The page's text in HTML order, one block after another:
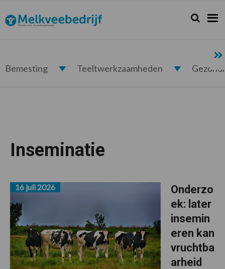
de
hoofdnavigatie
de
hoofd
de
voettekst
Melkveebedrijf.nl Zoeken...
Zoek
Bemesting Teeltwerkzaamheden
Inseminatie
Onderzo
ek: later
insemin
eren kan
vruchtba
arheid
16 juli 2026